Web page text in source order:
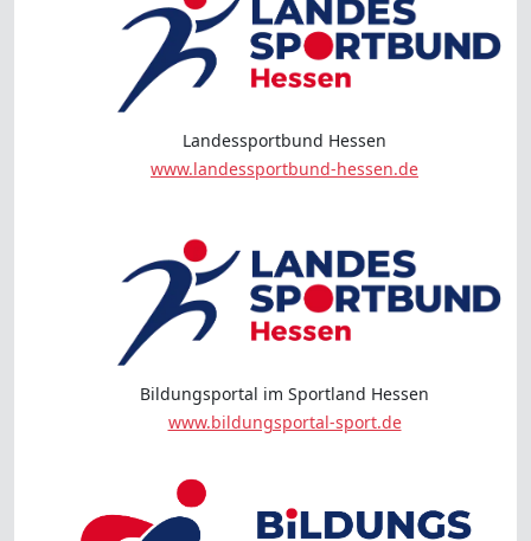
Landessportbund Hessen
www.landessportbund-hessen.de
Bildungsportal im Sportland Hessen
www.bildungsportal-sport.de